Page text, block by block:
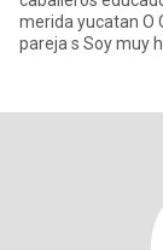
merida yucatan O Que le guste viajar y compartir momentos en
pareja s Soy muy